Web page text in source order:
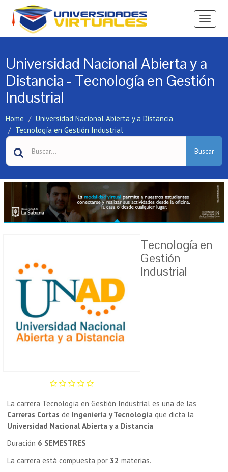
Ver
Universidad Nacional Abierta y a
Distancia - Tecnología en Gestión
Industrial
Home
Universidad Nacional Abierta y a Distancia
Tecnología en Gestión Industrial
Buscar
Tecnología en
Gestión
Industrial
La carrera Tecnología en Gestión Industrial es una de las
Carreras Cortas de Ingeniería y Tecnología que dicta la
Universidad Nacional Abierta y a Distancia
Duración 6 SEMESTRES
La carrera está compuesta por 32 materias.